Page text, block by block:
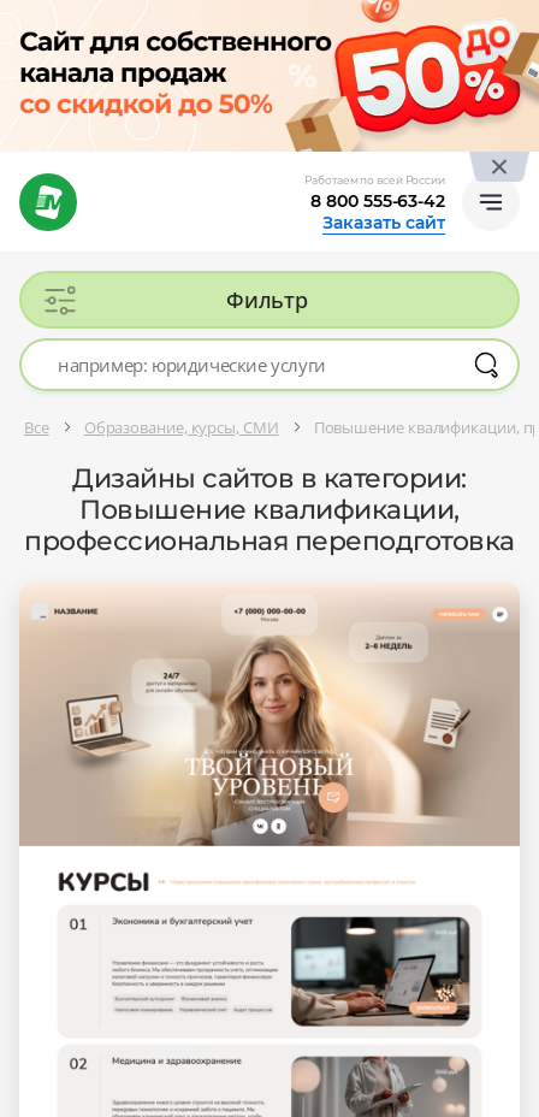
Работаем по всей России
8 800 555-63-42
Заказать сайт
Фильтр
Все Образование, курсы, СМИ Повышение квалификации,
Дизайны сайтов в категории:
Повышение квалификации,
профессиональная переподготовка